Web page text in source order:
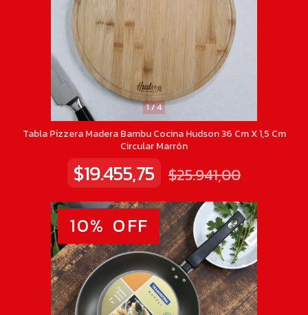
1/4
Tabla Pizzera Madera Bambu Cocina Hudson 36 Cm X 1,5 Cm
Circular Marrón
$19.455,75 $25.941,00
10% OFF